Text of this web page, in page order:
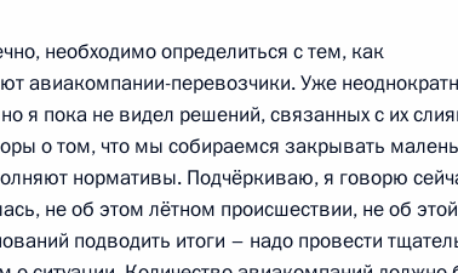
о выделении средств из резервного
2011 года, 09:30
2011 года, понедельник
необходимо определиться с тем, как
авиакомпании-перевозчики. Уже
я пока не видел решений, связанных с их
о том, что мы собираемся закрывать
нормативы. Подчёркиваю, я говорю
не об этом лётном происшествии, не об
подводить итоги – надо провести